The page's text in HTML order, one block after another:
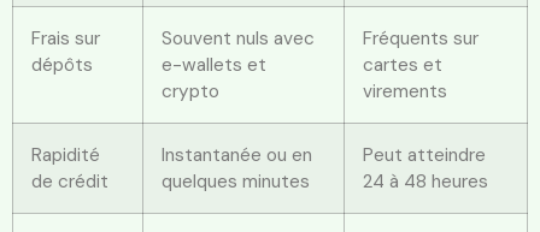
Frais sur
dépôts
Souvent nuls avec
e-wallets et
crypto
Fréquents sur
cartes et
virements
Rapidité
de crédit
Instantanée ou en
quelques minutes
Peut atteindre
24 à 48 heures